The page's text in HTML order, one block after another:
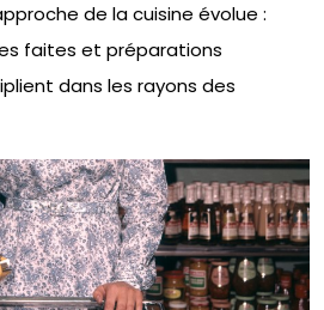
de la cuisine évolue :
faites et préparations
dans les rayons des